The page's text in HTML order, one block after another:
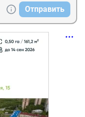
Отправить